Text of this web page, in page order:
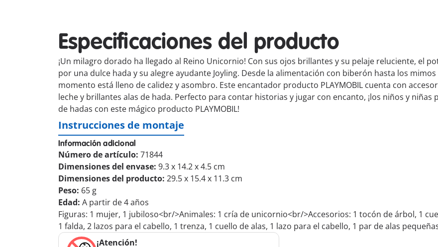
Especificaciones del producto
¡Un milagro dorado ha llegado al Reino Unicornio! Con sus ojos brillantes y su pelaje reluciente, el
por una dulce hada y su alegre ayudante Joyling. Desde la alimentación con biberón hasta los
momento está lleno de calidez y asombro. Este encantador producto PLAYMOBIL cuenta con
leche y brillantes alas de hada. Perfecto para contar historias y jugar con encanto, ¡los niños y
de hadas con este mágico producto PLAYMOBIL!
Instrucciones de montaje
Información adicional
Número de artículo: 71844
Dimensiones del envase: 9.3 x 14.2 x 4.5 cm
Dimensiones del producto: 29.5 x 15.4 x 11.3 cm
Peso: 65 g
Edad: A partir de 4 años
Figuras: 1 mujer, 1 jubiloso<br/>Animales: 1 cría de unicornio<br/>Accesorios: 1 tocón de árbol, 1
1 falda, 2 lazos para el cabello, 1 trenza, 1 cuello de alas, 1 lazo para el cabello, 1 par de alas
¡Atención!